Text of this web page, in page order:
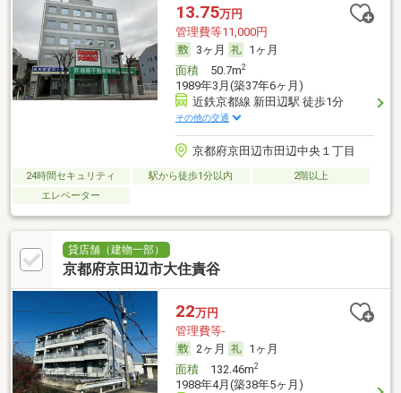
13.75万円
管理費等11,000円
3ヶ月
1ヶ月
面積50.7m2
1989年3月(築37年6ヶ月)
近鉄京都線 新田辺駅 徒歩1分
その他の交通
京都府京田辺市田辺中央１丁目
24時間セキュリティ 駅から徒歩1分以内
2階以上
エレベーター
貸店舗（建物一部）
京都府京田辺市大住責谷
22万円
管理費等-
2ヶ月
1ヶ月
面積132.46m2
1988年4月(築38年5ヶ月)